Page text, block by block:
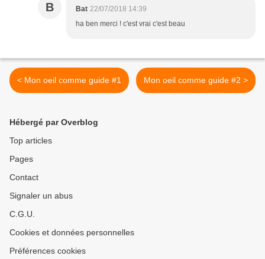
B Bat 22/07/2018 14:39
ha ben merci ! c'est vrai c'est beau
< Mon oeil comme guide #1 Mon oeil comme guide #2 >
Hébergé par Overblog
Top articles
Pages
Contact
Signaler un abus
C.G.U.
Cookies et données personnelles
Préférences cookies